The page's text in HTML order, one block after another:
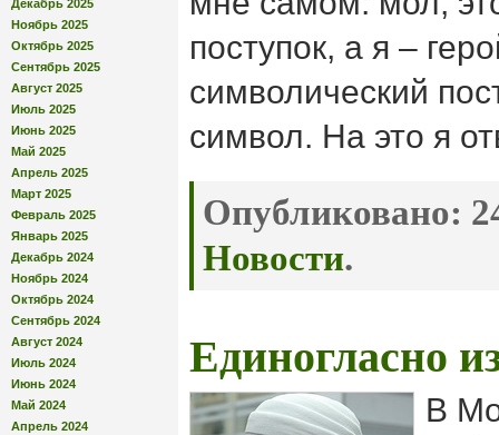
Декабрь 2025
Ноябрь 2025
Октябрь 2025
Сентябрь 2025
Август 2025
Июль 2025
Июнь 2025
Май 2025
Апрель 2025
Март 2025
Февраль 2025
Январь 2025
Декабрь 2024
Ноябрь 2024
Октябрь 2024
Сентябрь 2024
Август 2024
Июль 2024
Июнь 2024
Май 2024
Апрель 2024
поступок, а я –
символический
символ. На это я
Опубликовано:
Новости.
Единогласно
В